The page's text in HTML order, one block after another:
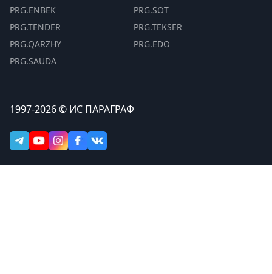
PRG.ENBEK
PRG.TENDER
PRG.QARZHY
PRG.SAUDA
PRG.SOT
PRG.TEKSER
PRG.EDO
1997-2026 © ИС ПАРАГРАФ